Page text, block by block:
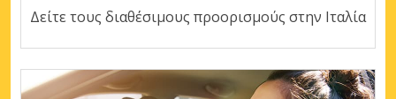
Δείτε τους διαθέσιμους προορισμούς στην Ιταλία